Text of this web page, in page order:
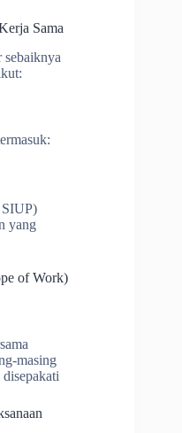
Sama
sebaiknya
yang
of Work)
masing